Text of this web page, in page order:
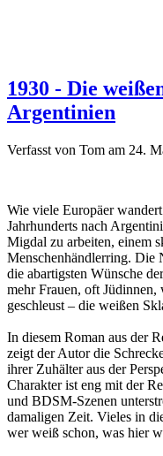
1930 - Die
Argentinien
Verfasst von Tom am 24.
Wie viele Europäer
Jahrhunderts nach
Migdal zu arbeiten, einem
Menschenhändlerring. Die
die abartigsten Wünsche
mehr Frauen, oft Jüdinnen,
geschleust – die weißen
In diesem Roman aus der
zeigt der Autor die
ihrer Zuhälter aus der
Charakter ist eng mit der
und BDSM-Szenen
damaligen Zeit. Vieles in
wer weiß schon, was hier